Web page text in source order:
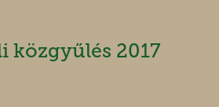
közgyűlés 2017